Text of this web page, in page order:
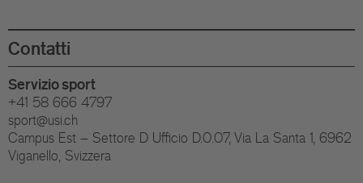
Contatti
Servizio sport
+41 58 666 4797
sport@usi.ch
Campus Est – Settore D Ufficio D.0.07, Via La Santa 1, 6962
Viganello, Svizzera